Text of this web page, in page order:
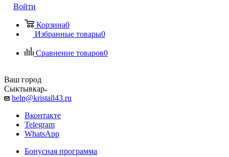
Войти
Корзина0
Избранные товары0
Сравнение товаров0
Ваш город
Сыктывкар
help@kristall43.ru
Вконтакте
Telegram
WhatsApp
Бонусная программа